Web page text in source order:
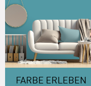
FARBE ERLEBEN